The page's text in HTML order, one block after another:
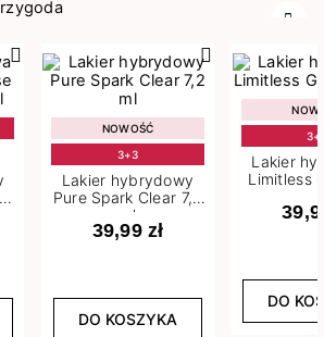
NOWOŚĆ
3+3
Lakier hybrydowy
Pure Spark Clear 7,2
ml
39,99 zł
DO KOSZYKA
Lakier
Limitless
DO